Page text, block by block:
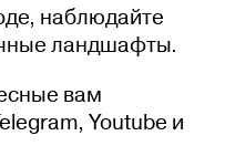
наблюдайте
ландшафты.
вам
Youtube и